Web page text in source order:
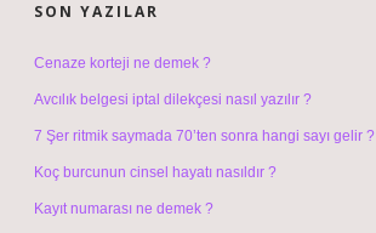
SON YAZILAR
Cenaze korteji ne demek ?
Avcılık belgesi iptal dilekçesi nasıl yazılır ?
7 Şer ritmik saymada 70’ten sonra hangi sayı gelir ?
Koç burcunun cinsel hayatı nasıldır ?
Kayıt numarası ne demek ?